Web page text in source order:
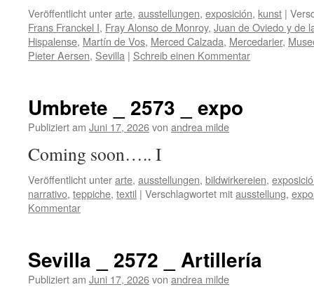
Veröffentlicht unterarte, ausstellungen, exposición, kunst |
Frans Franckel I, Fray Alonso de Monroy, Juan de Oviedo y de
Hispalense, Martín de Vos, Merced Calzada, Mercedarier,
Pieter Aersen, Sevilla | Schreib einen Kommentar
Umbrete _ 2573 _ expo
Publiziert am Juni 17, 2026von andrea milde
Coming soon….. I
Veröffentlicht unterarte, ausstellungen, bildwirkereien,
narrativo, teppiche, textil | Verschlagwortet mitausstellung,
Kommentar
Sevilla _ 2572 _ Artillería
Publiziert am Juni 17, 2026von andrea milde